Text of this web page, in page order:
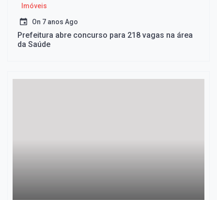
Imóveis
On 7 anos Ago
Prefeitura abre concurso para 218 vagas na área
da Saúde